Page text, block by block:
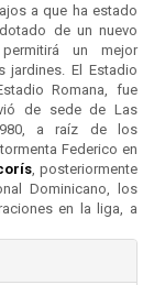
a que ha estado
de un nuevo
un mejor
jardines. El Estadio
Romana, fue
de sede de Las
a raíz de los
Federico en
, posteriormente
Dominicano, los
en la liga, a